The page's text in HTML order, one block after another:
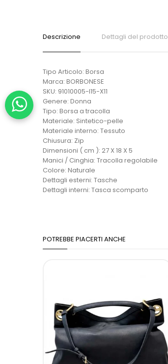
Descrizione Dettagli del prodotto
Tipo Articolo: Borsa
Marca: BORBONESE
SKU: 91010005-I15-X11
Genere: Donna
Tipo: Borsa a tracolla
Materiale: Sintetico-pelle
Materiale interno: Tessuto
Chiusura: Zip
Dimensioni ( cm ): 27 X 18 X 5
Manici / Cinghia: Tracolla regolabile
Colore: Naturale
Dettagli esterni: Tasche
Dettagli interni: Tasca scomparto
POTREBBE PIACERTI ANCHE